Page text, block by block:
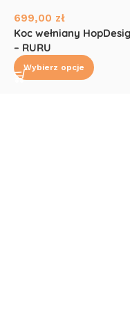
699,00 zł
Koc wełniany
– RURU
Wybierz opcje